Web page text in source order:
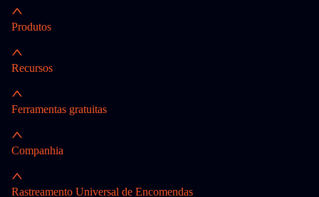
Produtos
Recursos
Ferramentas gratuitas
Companhia
Rastreamento Universal de Encomendas